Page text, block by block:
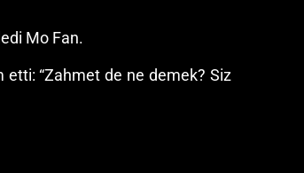
Mo Fan.
etti: “Zahmet de ne demek? Siz